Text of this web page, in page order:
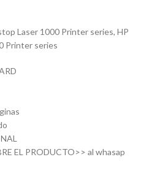
Laser 1000 Printer series, HP
Printer series
EL PRODUCTO>> al whasap